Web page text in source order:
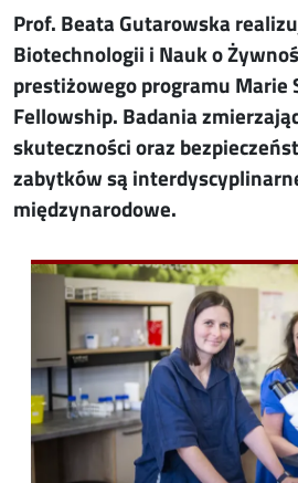
Prof. Beata Gutarowska
Biotechnologii i Nauk o
prestiżowego programu Marie
Fellowship. Badania
skuteczności oraz
zabytków są
międzynarodowe.
Image